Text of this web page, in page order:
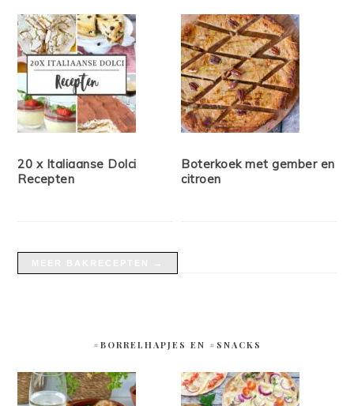
20 x Italiaanse Dolci
Recepten
Boterkoek met gember en
citroen
#BORRELHAPJES EN #SNACKS